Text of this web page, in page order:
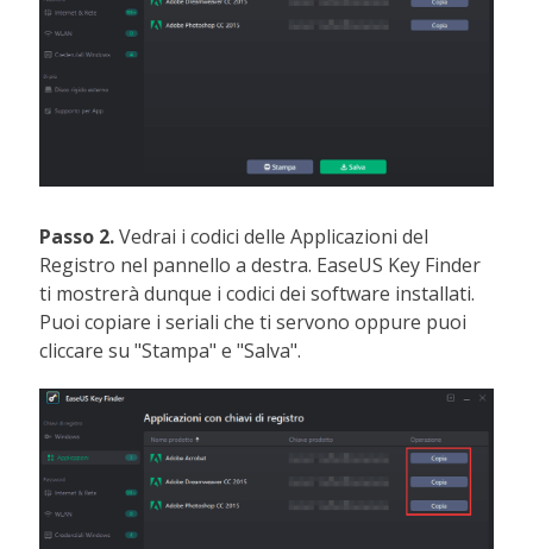
Passo 2.Vedrai i codici delle Applicazioni del
Registro nel pannello a destra. EaseUS Key Finder
ti mostrerà dunque i codici dei software installati.
Puoi copiare i seriali che ti servono oppure puoi
cliccare su "Stampa" e "Salva".